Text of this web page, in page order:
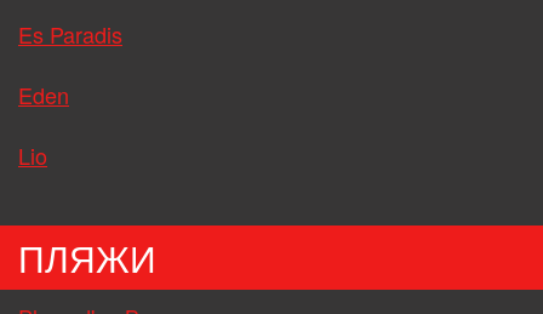
Es Paradis
Eden
Lio
ПЛЯЖИ